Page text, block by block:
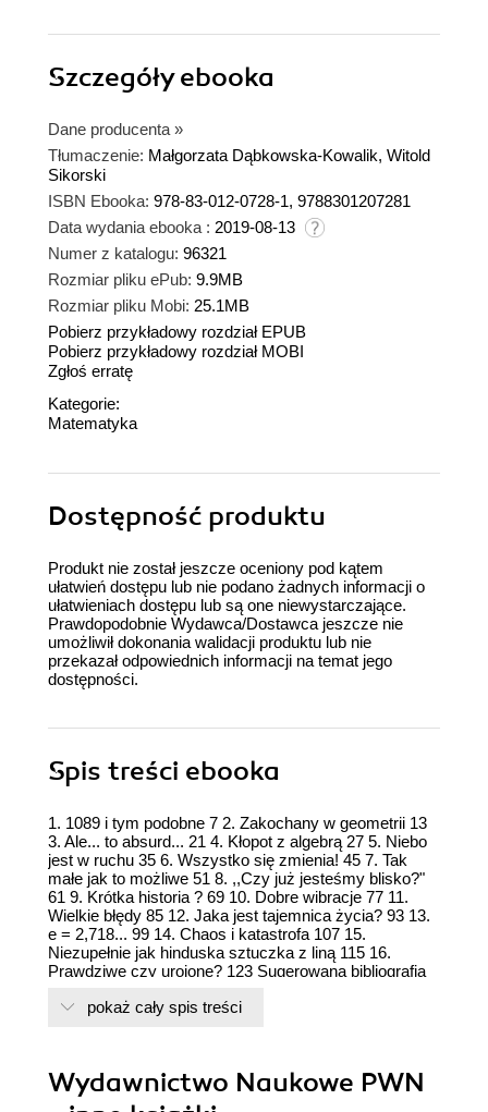
Szczegółyebooka
Dane producenta »
Tłumaczenie: Małgorzata Dąbkowska-Kowalik, Witold
Sikorski
ISBN Ebooka: 978-83-012-0728-1, 9788301207281
Data wydania ebooka : 2019-08-13
Numer z katalogu: 96321
Rozmiar pliku ePub: 9.9MB
Rozmiar pliku Mobi: 25.1MB
Pobierz przykładowy rozdział EPUB
Pobierz przykładowy rozdział MOBI
Zgłoś erratę
Kategorie:
Matematyka
Dostępność produktu
Produkt nie został jeszcze oceniony pod kątem
ułatwień dostępu lub nie podano żadnych informacji o
ułatwieniach dostępu lub są one niewystarczające.
Prawdopodobnie Wydawca/Dostawca jeszcze nie
umożliwił dokonania walidacji produktu lub nie
przekazał odpowiednich informacji na temat jego
dostępności.
Spis treści ebooka
1. 1089 i tym podobne 7 2. Zakochany w geometrii 13
3. Ale... to absurd... 21 4. Kłopot z algebrą 27 5. Niebo
jest w ruchu 35 6. Wszystko się zmienia! 45 7. Tak
małe jak to możliwe 51 8. ,,Czy już jesteśmy blisko?"
61 9. Krótka historia ? 69 10. Dobre wibracje 77 11.
Wielkie błędy 85 12. Jaka jest tajemnica życia? 93 13.
e = 2,718... 99 14. Chaos i katastrofa 107 15.
Niezupełnie jak hinduska sztuczka z liną 115 16.
Prawdziwe czy urojone? 123 Sugerowana bibliografia
rysunków 134 Skorowidz
pokaż cały spis treści
Wydawnictwo Naukowe PWN